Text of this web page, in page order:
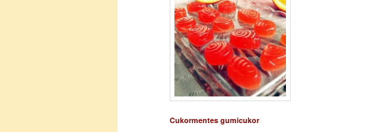
Cukormentes gumicukor